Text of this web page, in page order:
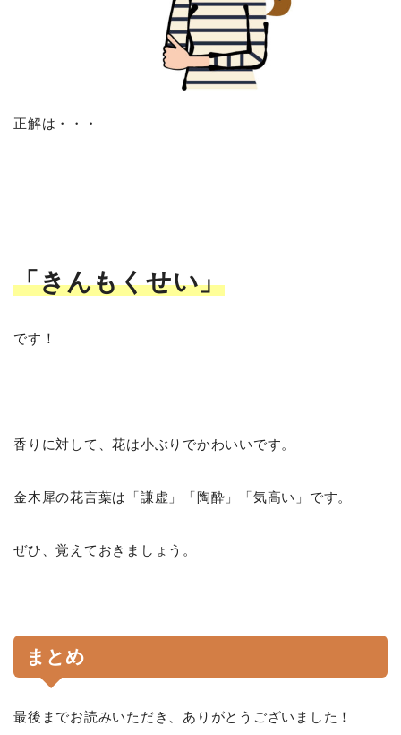
正解は・・・
「きんもくせい」
です！
香りに対して、花は小ぶりでかわいいです。
金木犀の花言葉は「謙虚」「陶酔」「気高い」です。
ぜひ、覚えておきましょう。
まとめ
最後までお読みいただき、ありがとうございました！